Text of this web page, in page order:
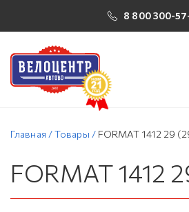
8 800 300-
Главная /Товары / FORMAT 1412 29
FORMAT 1412